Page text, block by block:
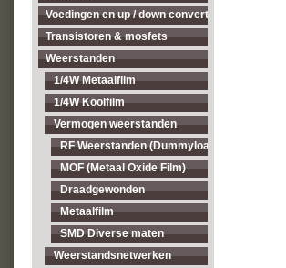
Voedingen en up / down converters
Transistoren & mosfets
Weerstanden
1/4W Metaalfilm
1/4W Koolfilm
Vermogen weerstanden
RF Weerstanden (Dummyload)
MOF (Metaal Oxide Film)
Draadgewonden
Metaalfilm
SMD Diverse maten
Weerstandsnetwerken